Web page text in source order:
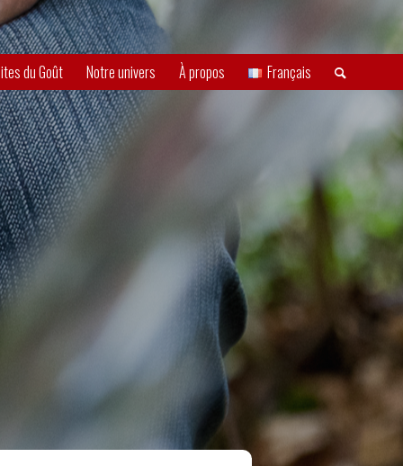
du Goût Notre univers À propos Français